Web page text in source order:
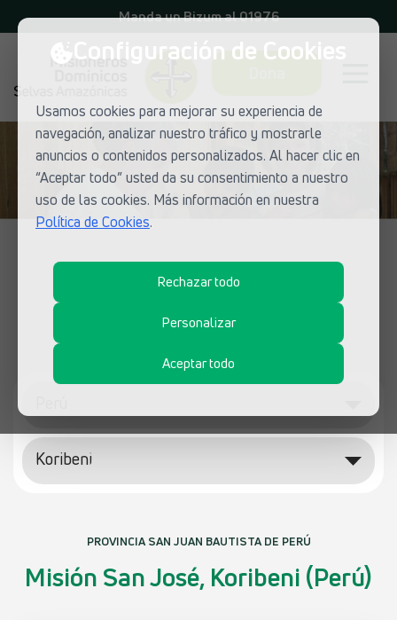
Configuración de Cookies
Usamos cookies para mejorar su experiencia de
navegación, analizar nuestro tráfico y mostrarle
anuncios o contenidos personalizados. Al hacer clic en
“Aceptar todo” usted da su consentimiento a nuestro
uso de las cookies. Más información en nuestra
Política de Cookies.
Rechazar todo
Personalizar
Aceptar todo
Manda un Bizum al 01976
Descubre los proyectos de
Selvas Amazónicas
Koribeni
PROVINCIA SAN JUAN BAUTISTA DE PERÚ
Misión San José, Koribeni (Perú)